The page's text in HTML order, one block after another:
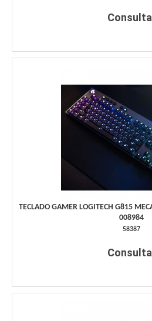
TECLADO GAMER LOGITECH G815
008984
58387